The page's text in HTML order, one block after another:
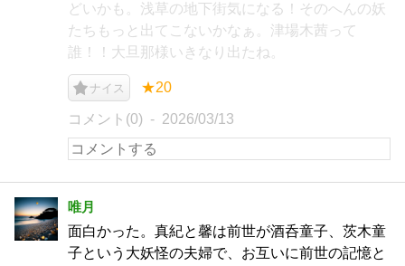
どいかも。浅草の地下街気になる！そのへんの妖
たちもっと出てこないかなぁ。津場木茜って
誰！！大旦那様いきなり出たね。
ナイス ★20
コメント(0) 2026/03/13
唯月
面白かった。真紀と馨は前世が酒呑童子、茨木童
子という大妖怪の夫婦で、お互いに前世の記憶と